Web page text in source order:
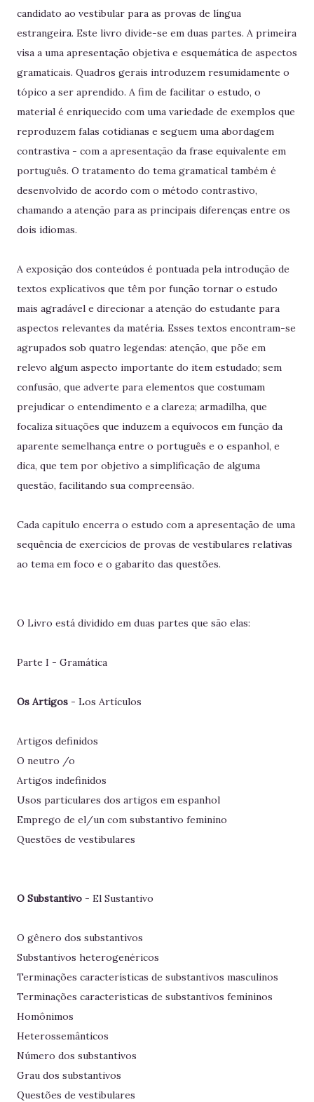
candidato ao vestibular para as provas de língua
estrangeira. Este livro divide-se em duas partes. A primeira
visa a uma apresentação objetiva e esquemática de aspectos
gramaticais. Quadros gerais introduzem resumidamente o
tópico a ser aprendido. A fim de facilitar o estudo, o
material é enriquecido com uma variedade de exemplos que
reproduzem falas cotidianas e seguem uma abordagem
contrastiva - com a apresentação da frase equivalente em
português. O tratamento do tema gramatical também é
desenvolvido de acordo com o método contrastivo,
chamando a atenção para as principais diferenças entre os
dois idiomas.
A exposição dos conteúdos é pontuada pela introdução de
textos explicativos que têm por função tornar o estudo
mais agradável e direcionar a atenção do estudante para
aspectos relevantes da matéria. Esses textos encontram-se
agrupados sob quatro legendas: atenção, que põe em
relevo algum aspecto importante do item estudado; sem
confusão, que adverte para elementos que costumam
prejudicar o entendimento e a clareza; armadilha, que
focaliza situações que induzem a equívocos em função da
aparente semelhança entre o português e o espanhol, e
dica, que tem por objetivo a simplificação de alguma
questão, facilitando sua compreensão.
Cada capítulo encerra o estudo com a apresentação de uma
sequência de exercícios de provas de vestibulares relativas
ao tema em foco e o gabarito das questões.
O Livro está dividido em duas partes que são elas:
Parte I - Gramática
Os Artigos - Los Artículos
Artigos definidos
O neutro /o
Artigos indefinidos
Usos particulares dos artigos em espanhol
Emprego de el/un com substantivo feminino
Questões de vestibulares
O Substantivo - El Sustantivo
O gênero dos substantivos
Substantivos heterogenéricos
Terminações características de substantivos masculinos
Terminações caracteristicas de substantivos femininos
Homônimos
Heterossemânticos
Número dos substantivos
Grau dos substantivos
Questões de vestibulares